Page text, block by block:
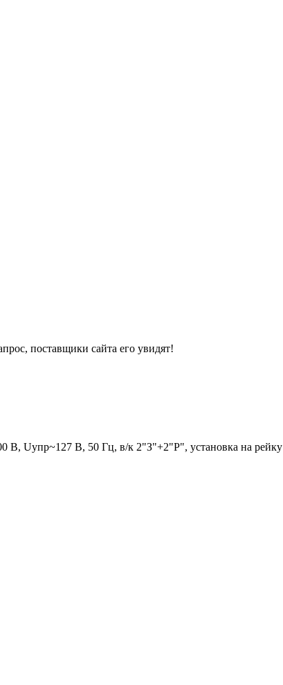
поставщики сайта его увидят!
В, Uупр~127 В, 50 Гц, в/к 2"З"+2"Р", установка на рейку